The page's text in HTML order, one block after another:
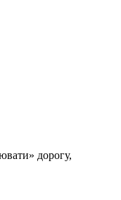
дорогу,